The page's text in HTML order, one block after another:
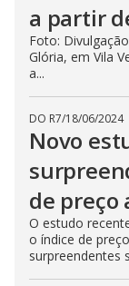
a partir
Foto:
Glória, em Vila
a...
DO R7/18/06/2024
Novo
de preço
O estudo
o índice de
surpreendentes